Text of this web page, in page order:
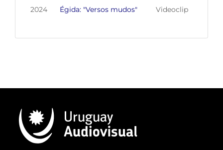
2024 Égida: "Versos mudos" Videoclip